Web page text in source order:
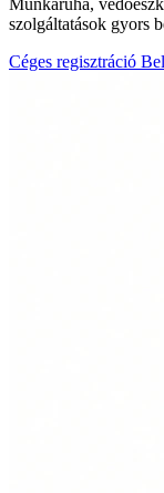
szolgáltatások gyors
Céges regisztráció